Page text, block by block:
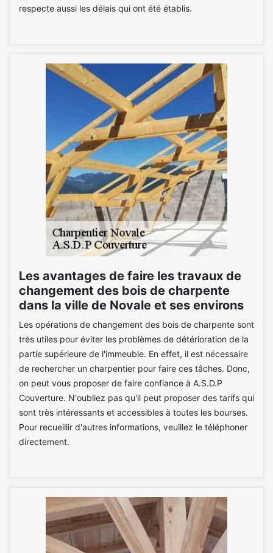
respecte aussi les délais qui ont été établis.
Les avantages de faire les travaux de
changement des bois de charpente
dans la ville de Novale et ses environs
Les opérations de changement des bois de charpente sont
très utiles pour éviter les problèmes de détérioration de la
partie supérieure de l'immeuble. En effet, il est nécessaire
de rechercher un charpentier pour faire ces tâches. Donc,
on peut vous proposer de faire confiance à A.S.D.P
Couverture. N'oubliez pas qu'il peut proposer des tarifs qui
sont très intéressants et accessibles à toutes les bourses.
Pour recueillir d'autres informations, veuillez le téléphoner
directement.